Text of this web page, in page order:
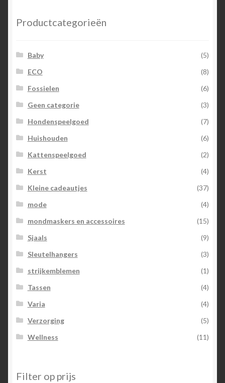
Productcategorieën
Baby
(5)
ECO
(8)
Fossielen
(6)
Geen categorie
(3)
Hondenspeelgoed
(7)
Huishouden
(6)
Kattenspeelgoed
(2)
Kerst
(4)
Kleine cadeautjes
(37)
mode
(4)
mondmaskers en accessoires
(15)
Sjaals
(9)
Sleutelhangers
(3)
strijkemblemen
(1)
Tassen
(4)
Varia
(4)
Verzorging
(5)
Wellness
(11)
Filter op prijs